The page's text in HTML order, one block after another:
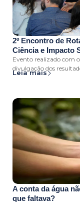
2º Encontro de
Ciência e Impacto
Evento realizado com
divulgação dos
Leia mais
A conta da água
que faltava?